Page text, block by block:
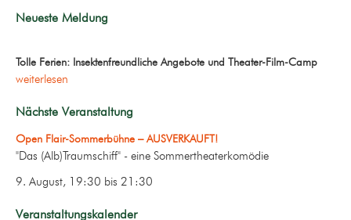
Neueste Meldung
Tolle Ferien: Insektenfreundliche Angebote und Theater-Film-Camp
weiterlesen
Nächste Veranstaltung
Open Flair-Sommerbühne – AUSVERKAUFT!
"Das (Alb)Traumschiff" - eine Sommertheaterkomödie
9. August, 19:30 bis 21:30
Veranstaltungskalender